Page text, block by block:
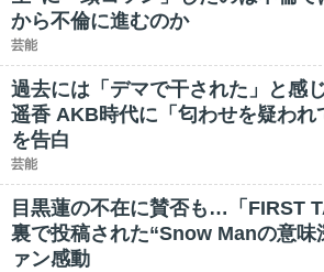
から不倫に進むのか
芸能
過去には「デマで干された」と感
遥香 AKB時代に「匂わせを疑われ
を告白
芸能
目黒蓮の不在に賛否も…「FIRST
裏で投稿された“Snow Manの意味
ァン感動